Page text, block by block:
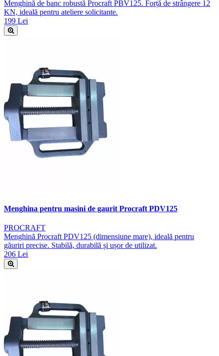
Menghină de banc robustă Procraft PBV125. Forță de strângere 12
KN, ideală pentru ateliere solicitante.
199 Lei
Menghina pentru masini de gaurit Procraft PDV125
PROCRAFT
Menghină Procraft PDV125 (dimensiune mare), ideală pentru
găuriri precise. Stabilă, durabilă și ușor de utilizat.
206 Lei